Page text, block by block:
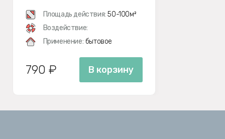
Площадь действия: 50-100м²
Воздействие:
Применение: бытовое
790 ₽ В корзину